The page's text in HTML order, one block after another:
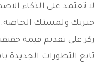
لا تعتمد على الذكاء
خبرتك ولمستك الخاصة.
ركز على تقديم قيمة
تابع التطورات الجديدة